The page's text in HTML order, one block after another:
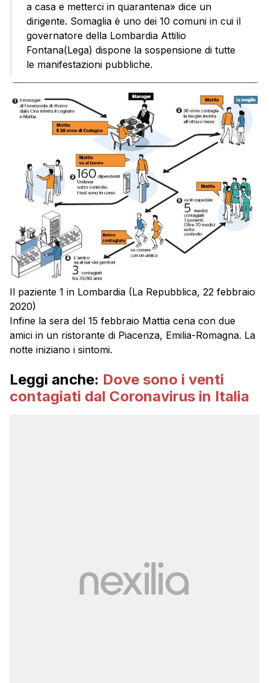
a casa e metterci in quarantena» dice un
dirigente. Somaglia è uno dei 10 comuni in cui il
governatore della Lombardia Attilio
Fontana(Lega) dispone la sospensione di tutte
le manifestazioni pubbliche.
Il paziente 1 in Lombardia (La Repubblica, 22 febbraio
2020)
Infine la sera del 15 febbraio Mattia cena con due
amici in un ristorante di Piacenza, Emilia-Romagna. La
notte iniziano i sintomi.
Leggi anche: Dove sono i venti
contagiati dal Coronavirus in Italia